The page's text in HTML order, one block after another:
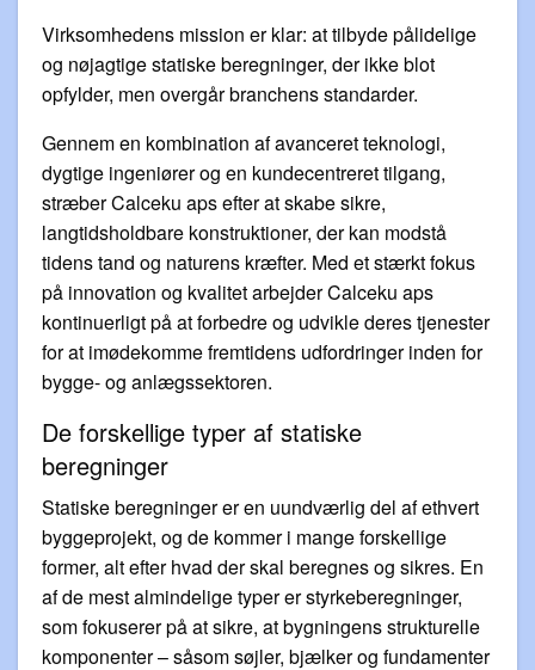
Virksomhedens mission er klar: at tilbyde pålidelige
og nøjagtige statiske beregninger, der ikke blot
opfylder, men overgår branchens standarder.
Gennem en kombination af avanceret teknologi,
dygtige ingeniører og en kundecentreret tilgang,
stræber Calceku aps efter at skabe sikre,
langtidsholdbare konstruktioner, der kan modstå
tidens tand og naturens kræfter. Med et stærkt fokus
på innovation og kvalitet arbejder Calceku aps
kontinuerligt på at forbedre og udvikle deres tjenester
for at imødekomme fremtidens udfordringer inden for
bygge- og anlægssektoren.
De forskellige typer af statiske
beregninger
Statiske beregninger er en uundværlig del af ethvert
byggeprojekt, og de kommer i mange forskellige
former, alt efter hvad der skal beregnes og sikres. En
af de mest almindelige typer er styrkeberegninger,
som fokuserer på at sikre, at bygningens strukturelle
komponenter – såsom søjler, bjælker og fundamenter